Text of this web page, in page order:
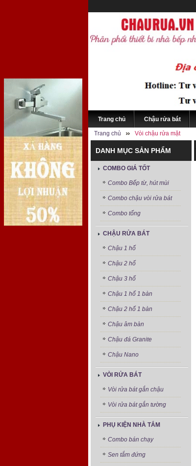
Trang chủ Chậu rửa bát
Trang chủ Vòi chậu rửa mặt
DANH MỤC SẢN PHẨM
COMBO GIÁ TỐT
Combo Bếp từ, hút mùi
Combo chậu vòi rửa bát
Combo tổng
CHẬU RỬA BÁT
Chậu 1 hố
Chậu 2 hố
Chậu 3 hố
Chậu 1 hố 1 bàn
Chậu 2 hố 1 bàn
Chậu âm bàn
Chậu đá Granite
Chậu Nano
VÒI RỬA BÁT
Vòi rửa bát gắn chậu
Vòi rửa bát gắn tường
PHỤ KIỆN NHÀ TẮM
Combo bán chạy
Sen tắm đứng